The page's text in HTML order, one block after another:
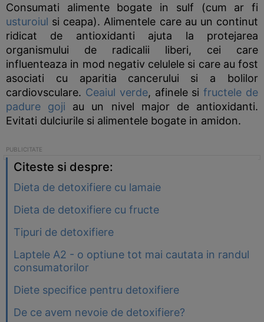
Consumati alimente bogate in sulf (cum ar fi
usturoiul si ceapa). Alimentele care au un continut
ridicat de antioxidanti ajuta la protejarea
organismului de radicalii liberi, cei care
influenteaza in mod negativ celulele si care au fost
asociati cu aparitia cancerului si a bolilor
cardiovsculare. Ceaiul verde, afinele sifructele de
padure goji au un nivel major de antioxidanti.
Evitati dulciurile si alimentele bogate in amidon.
Citeste si despre:
Dieta de detoxifiere cu lamaie
Dieta de detoxifiere cu fructe
Tipuri de detoxifiere
Laptele A2 - o optiune tot mai cautata in randul
consumatorilor
Diete specifice pentru detoxifiere
De ce avem nevoie de detoxifiere?